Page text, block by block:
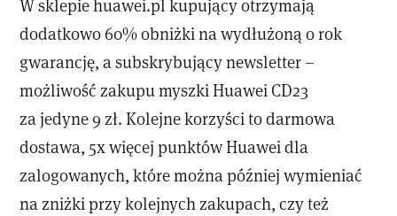
W sklepie huawei.pl kupujący otrzymają
dodatkowo 60% obniżki na wydłużoną o rok
gwarancję, a subskrybujący newsletter –
możliwość zakupu myszki Huawei CD23
za jedyne 9 zł. Kolejne korzyści to darmowa
dostawa, 5x więcej punktów Huawei dla
zalogowanych, które można później wymieniać
na zniżki przy kolejnych zakupach, czy też